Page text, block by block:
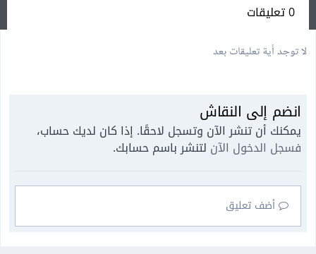
0 تعليقات
لا توجد أية تعليقات بعد
انضم إلى النقاش
يمكنك أن تنشر الآن وتسجل لاحقًا. إذا كان لديك حساب،
فسجل الدخول الآن لتنشر باسم حسابك.
أضف تعليق